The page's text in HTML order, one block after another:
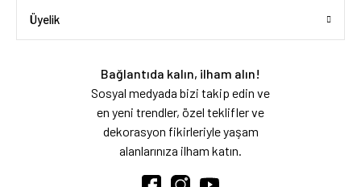
Üyelik
Bağlantıda kalın, ilham alın!
Sosyal medyada bizi takip edin ve
en yeni trendler, özel teklifler ve
dekorasyon fikirleriyle yaşam
alanlarınıza ilham katın.